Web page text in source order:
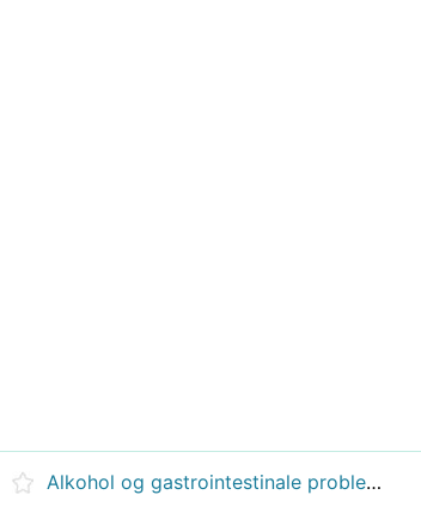
Alkohol og gastrointestinale problemer